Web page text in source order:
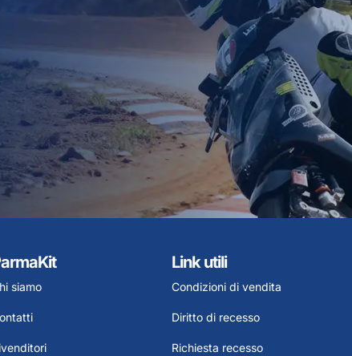
siamo
Link utili
Condizioni di vendita
Diritto di recesso
Richiesta recesso